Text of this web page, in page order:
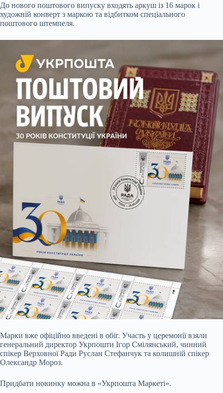
До нового поштового випуску входять аркуш із 16 марок і
художній конверт з маркою та відбитком спеціального
поштового штемпеля.
Марки вже офіційно введені в обіг. Участь у церемонії взяли
генеральний директор Укрпошти Ігор Смілянський, чинний
спікер Верховної Ради Руслан Стефанчук та колишній спікер
Олександр Мороз.
Придбати новинку можна в «Укрпошта Маркеті».